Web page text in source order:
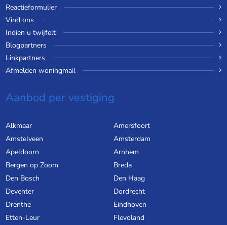
Reactieformulier
Vind ons
Indien u twijfelt
Blogpartners
Linkpartners
Afmelden woningmail
Aanbod per vestiging
Alkmaar
Amersfoort
Amstelveen
Amsterdam
Apeldoorn
Arnhem
Bergen op Zoom
Breda
Den Bosch
Den Haag
Deventer
Dordrecht
Drenthe
Eindhoven
Etten-Leur
Flevoland